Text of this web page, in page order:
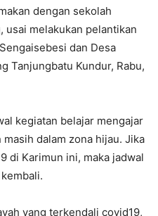
dengan sekolah
usai melakukan pelantikan
dan Desa
Tanjungbatu Kundur, Rabu,
kegiatan belajar mengajar
dalam zona hijau. Jika
di Karimun ini, maka jadwal
yang terkendali covid19,